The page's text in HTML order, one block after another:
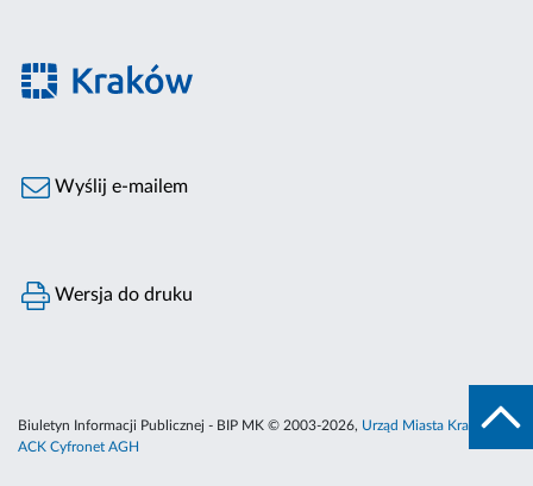
Wyślij e-mailem
Wersja do druku
Biuletyn Informacji Publicznej - BIP MK © 2003-2026, Urząd Miasta Krakowa
ACK Cyfronet AGH